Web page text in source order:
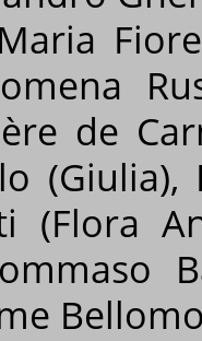
Maria
de
(Flora